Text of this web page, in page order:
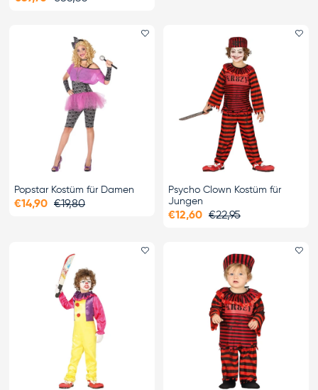
Favorit hinzufügen
Popstar Kostüm für Damen
€14,90 €19,80
Psycho Clown Kostüm für
Jungen
€12,60 €22,95
Favorit hinzufügen